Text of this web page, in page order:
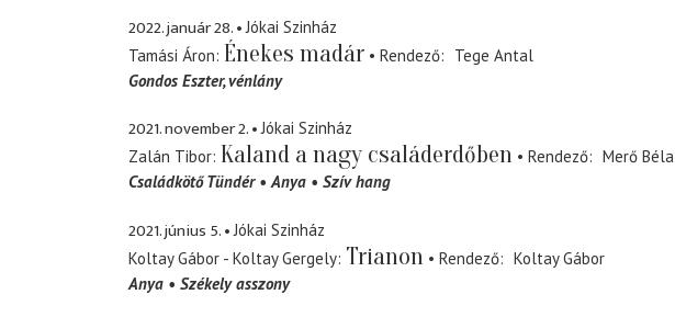
2022. január 28.
Jókai Szinház
Tamási Áron Énekes madár Rendező
Tege Antal
Gondos Eszter vénlány
2021. november 2.
Jókai Szinház
Zalán Tibor Kaland a nagy családerdőben Rendező
Merő Béla
Családkötő Tündér
Anya Szív hang
2021. június 5.
Jókai Szinház
Koltay Gábor - Koltay Gergely Trianon Rendező
Koltay Gábor
Anya
Székely asszony